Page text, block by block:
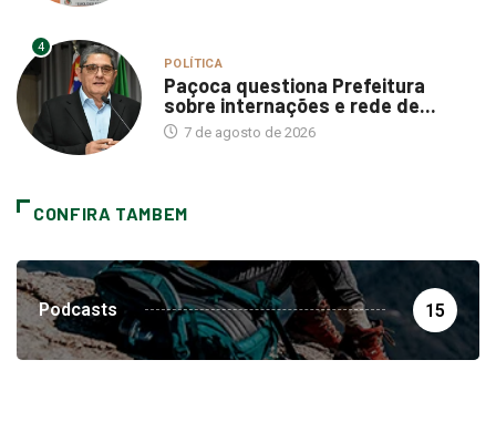
4
POLÍTICA
Paçoca questiona Prefeitura
sobre internações e rede de...
7 de agosto de 2026
CONFIRA TAMBEM
Podcasts 15